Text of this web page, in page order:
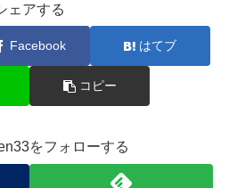
ェアする
Facebook はてブ
コピー
をフォローする